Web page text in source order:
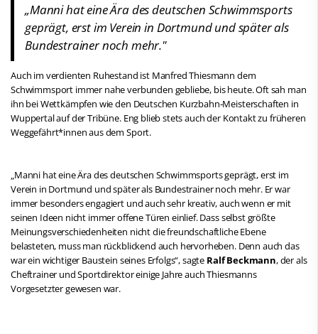
„Manni hat eine Ära des deutschen Schwimmsports
geprägt, erst im Verein in Dortmund und später als
Bundestrainer noch mehr."
Auch im verdienten Ruhestand ist Manfred Thiesmann dem
Schwimmsport immer nahe verbunden gebliebe, bis heute. Oft sah man
ihn bei Wettkämpfen wie den Deutschen Kurzbahn-Meisterschaften in
Wuppertal auf der Tribüne. Eng blieb stets auch der Kontakt zu früheren
Weggefährt*innen aus dem Sport.
„Manni hat eine Ära des deutschen Schwimmsports geprägt, erst im
Verein in Dortmund und später als Bundestrainer noch mehr. Er war
immer besonders engagiert und auch sehr kreativ, auch wenn er mit
seinen Ideen nicht immer offene Türen einlief. Dass selbst größte
Meinungsverschiedenheiten nicht die freundschaftliche Ebene
belasteten, muss man rückblickend auch hervorheben. Denn auch das
war ein wichtiger Baustein seines Erfolgs“, sagte Ralf Beckmann, der als
Cheftrainer und Sportdirektor einige Jahre auch Thiesmanns
Vorgesetzter gewesen war.